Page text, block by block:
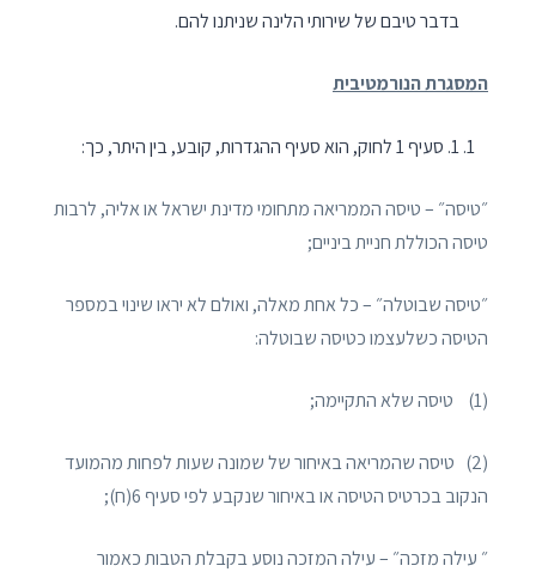
בדבר טיבם של שירותי הלינה שניתנו להם.
המסגרת הנורמטיבית
1. סעיף 1 לחוק, הוא סעיף ההגדרות, קובע, בין היתר, כך:
״טיסה״ – טיסה הממריאה מתחומי מדינת ישראל או אליה, לרבות
טיסה הכוללת חניית ביניים;
״טיסה שבוטלה״ – כל אחת מאלה, ואולם לא יראו שינוי במספר
הטיסה כשלעצמו כטיסה שבוטלה:
(1) טיסה שלא התקיימה;
(2) טיסה שהמריאה באיחור של שמונה שעות לפחות מהמועד
הנקוב בכרטיס הטיסה או באיחור שנקבע לפי סעיף 6(ח);
״ עילה מזכה״ – עילה המזכה נוסע בקבלת הטבות כאמור